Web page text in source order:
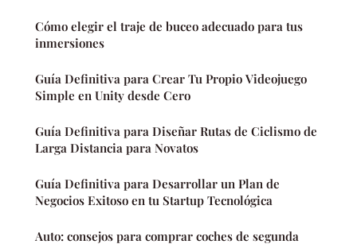
Cómo elegir el traje de buceo adecuado para tus
inmersiones
Guía Definitiva para Crear Tu Propio Videojuego
Simple en Unity desde Cero
Guía Definitiva para Diseñar Rutas de Ciclismo de
Larga Distancia para Novatos
Guía Definitiva para Desarrollar un Plan de
Negocios Exitoso en tu Startup Tecnológica
Auto: consejos para comprar coches de segunda